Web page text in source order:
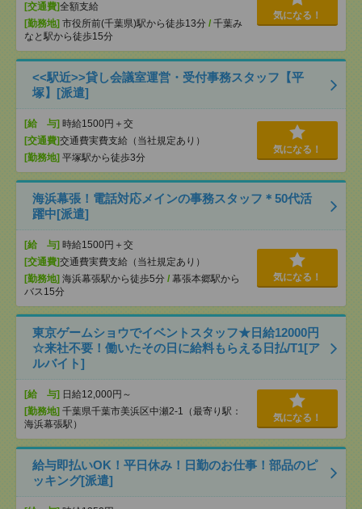
[交通費]全額支給
[勤務地] 市役所前(千葉県)駅から徒歩13分 / 千葉み
なと駅から徒歩15分
気になる！
<<駅近>>貸し会議室運営・受付事務スタッフ【平
塚】[派遣]
[給 与] 時給1500円＋交
[交通費]交通費実費支給（当社規定あり）
[勤務地] 平塚駅から徒歩3分
気になる！
海浜幕張！電話対応メインの事務スタッフ＊50代活
躍中[派遣]
[給 与] 時給1500円＋交
[交通費]交通費実費支給（当社規定あり）
[勤務地] 海浜幕張駅から徒歩5分 / 幕張本郷駅から
バス15分
気になる！
東京ゲームショウでイベントスタッフ★日給12000円
☆来社不要！働いたその日に給料もらえる日払/T1[ア
ルバイト]
[給 与] 日給12,000円～
[勤務地] 千葉県千葉市美浜区中瀬2-1（最寄り駅：
海浜幕張駅）
気になる！
給与即払いOK！平日休み！日勤のお仕事！部品のピ
ッキング[派遣]